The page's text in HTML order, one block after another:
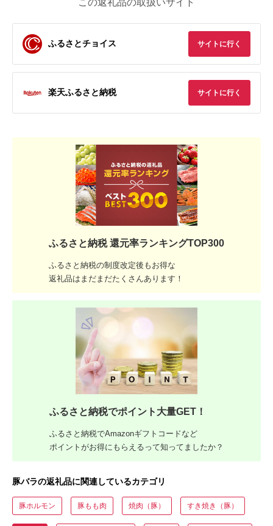
ふるさとチョイス サイトに行く
楽天ふるさと納税 サイトに行く
ふるさと納税 還元率ランキングTOP300
ふるさと納税の制度改定後もお得な
返礼品はまだまだたくさんあります！
ふるさと納税でポイント大量GET！
ふるさと納税でAmazonギフトコードなど
ポイントがお得にもらえるって知ってましたか？
豚バラの返礼品に関連しているカテゴリ
豚ホルモン 豚もも肉 焼肉（豚） すき焼き（豚）